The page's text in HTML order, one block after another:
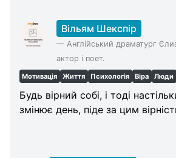
Вільям Шекспір
— Англійський драматург
актор і поет.
Мотивація Життя Психологія Віра Люди
Будь вірний собі, і тоді
змінює день, піде за цим